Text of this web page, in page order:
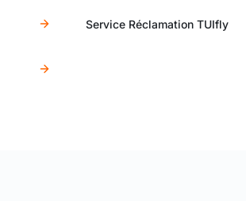
Service Réclamation TUIfly